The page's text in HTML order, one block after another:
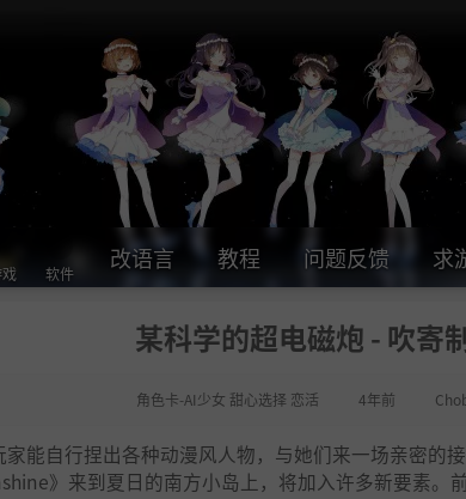
软件
改语言 教程 问题反馈 求
某科学的超电磁炮 - 吹寄
角色卡-AI少女 甜心选择 恋活 4年前
家能自行捏出各种动漫风人物，与她们来一场亲密的接
》来到夏日的南方小岛上，将加入许多新要素。